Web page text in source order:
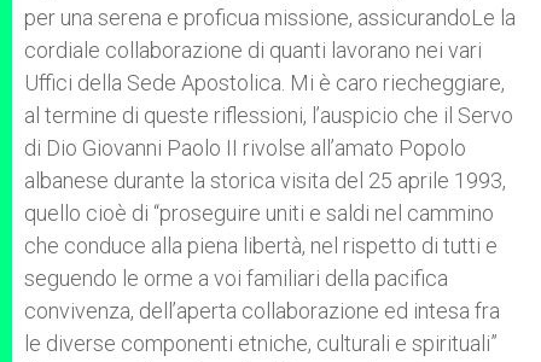
per una serena e proficua missione, assicurandoLe la
cordiale collaborazione di quanti lavorano nei vari
Uffici della Sede Apostolica. Mi è caro riecheggiare,
al termine di queste riflessioni, l’auspicio che il Servo
di Dio Giovanni Paolo II rivolse all’amato Popolo
albanese durante la storica visita del 25 aprile 1993,
quello cioè di “proseguire uniti e saldi nel cammino
che conduce alla piena libertà, nel rispetto di tutti e
seguendo le orme a voi familiari della pacifica
convivenza, dell’aperta collaborazione ed intesa fra
le diverse componenti etniche, culturali e spirituali”